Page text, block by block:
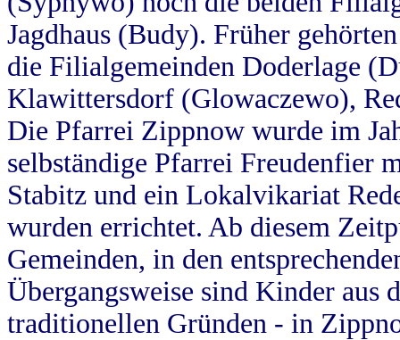
Jagdhaus (Budy). Früher
die Filialgemeinden Doderlage
Klawittersdorf (Glowaczewo),
Die Pfarrei Zippnow wurde im
selbständige Pfarrei Freudenfier
Stabitz und ein Lokalvikariat
wurden errichtet. Ab diesem
Gemeinden, in den
Übergangsweise sind Kinder aus
traditionellen Gründen - in